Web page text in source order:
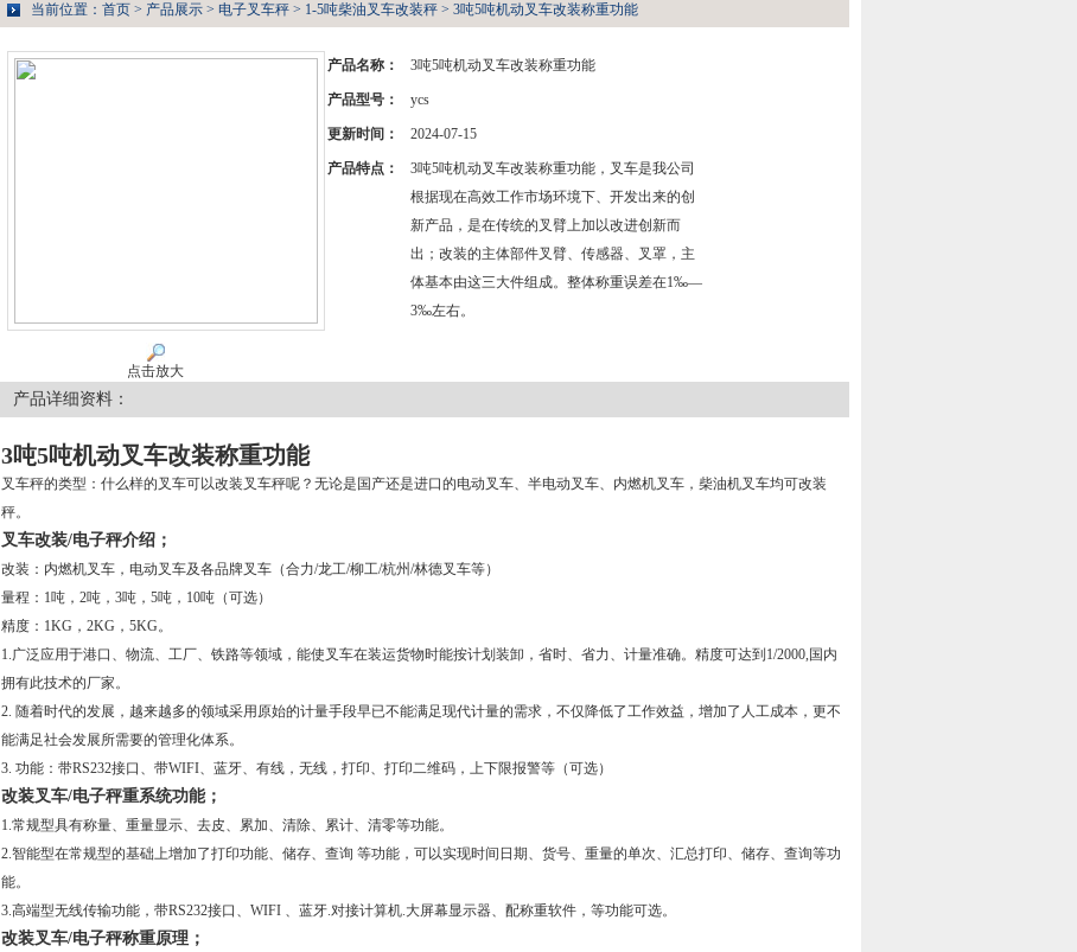
当前位置： 首页 > 产品展示 > 电子叉车秤 > 1-5吨柴油叉车改装秤 > 3吨5吨机动叉车改装称重功能
点击放大
产品名称： 3吨5吨机动叉车改装称重功能
产品型号： ycs
更新时间： 2024-07-15
产品特点：
3吨5吨机动叉车改装称重功能，叉车是我公司
根据现在高效工作市场环境下、开发出来的创
新产品，是在传统的叉臂上加以改进创新而
出；改装的主体部件叉臂、传感器、叉罩，主
体基本由这三大件组成。整体称重误差在1‰—
3‰左右。
产品详细资料：
3吨5吨机动叉车改装称重功能
叉车秤的类型：什么样的叉车可以改装叉车秤呢？无论是国产还是进口的电动叉车、半电动叉车、内燃机叉车，柴油机叉车均可改装
秤。
叉车改装/电子秤介绍；
改装：内燃机叉车，电动叉车及各品牌叉车（合力/龙工/柳工/杭州/林德叉车等）
量程：1吨，2吨，3吨，5吨，10吨（可选）
精度：1KG，2KG，5KG。
1.广泛应用于港口、物流、工厂、铁路等领域，能使叉车在装运货物时能按计划装卸，省时、省力、计量准确。精度可达到1/2000,国内
拥有此技术的厂家。
2. 随着时代的发展，越来越多的领域采用原始的计量手段早已不能满足现代计量的需求，不仅降低了工作效益，增加了人工成本，更不
能满足社会发展所需要的管理化体系。
3. 功能：带RS232接口、带WIFI、蓝牙、有线，无线，打印、打印二维码，上下限报警等（可选）
改装叉车/电子秤重系统功能；
1.常规型具有称量、重量显示、去皮、累加、清除、累计、清零等功能。
2.智能型在常规型的基础上增加了打印功能、储存、查询 等功能，可以实现时间日期、货号、重量的单次、汇总打印、储存、查询等功
能。
3.高端型无线传输功能，带RS232接口、WIFI 、蓝牙.对接计算机.大屏幕显示器、配称重软件，等功能可选。
改装叉车/电子秤称重原理；